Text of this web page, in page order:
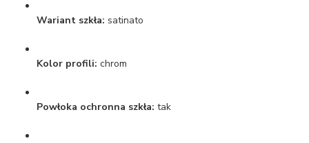
Wariant szkła: satinato
Kolor profili: chrom
Powłoka ochronna szkła: tak